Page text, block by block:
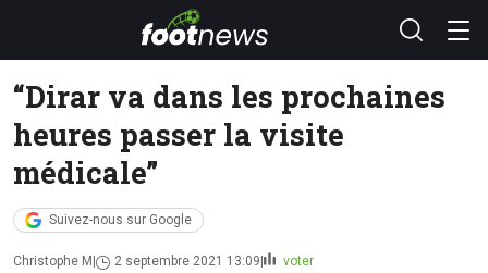
“Dirar va dans les prochaines
heures passer la visite
médicale”
Suivez-nous sur Google
Christophe M 2 septembre 2021 13:09 voter